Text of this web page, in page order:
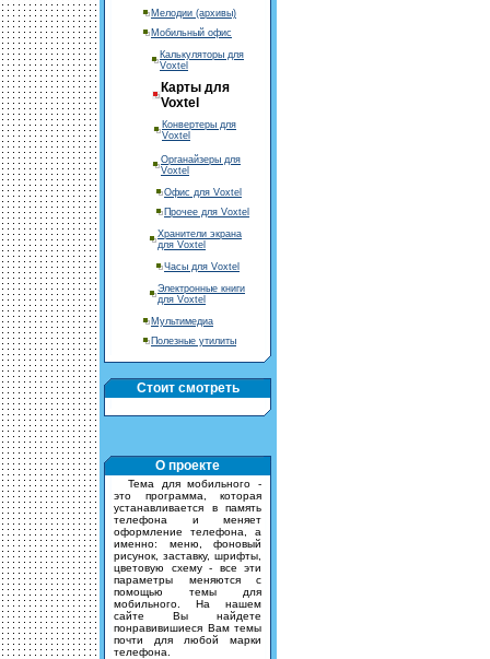
Мелодии (архивы)
Мобильный офис
Калькуляторы для
Voxtel
Карты для
Voxtel
Конвертеры для
Voxtel
Органайзеры для
Voxtel
Офис для Voxtel
Прочее для Voxtel
Хранители экрана
для Voxtel
Часы для Voxtel
Электронные книги
для Voxtel
Мультимедиа
Полезные утилиты
Стоит смотреть
О проекте
Тема для мобильного -
это программа, которая
устанавливается в память
телефона и меняет
оформление телефона, а
именно: меню, фоновый
рисунок, заставку, шрифты,
цветовую схему - все эти
параметры меняются с
помощью темы для
мобильного. На нашем
сайте Вы найдете
понравивишиеся Вам темы
почти для любой марки
телефона.